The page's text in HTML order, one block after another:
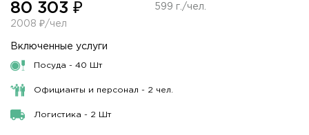
80 303 ₽
2008 ₽/чел
599 г./чел.
Включенные услуги
Посуда - 40 Шт
Официанты и персонал - 2 чел.
Логистика - 2 Шт